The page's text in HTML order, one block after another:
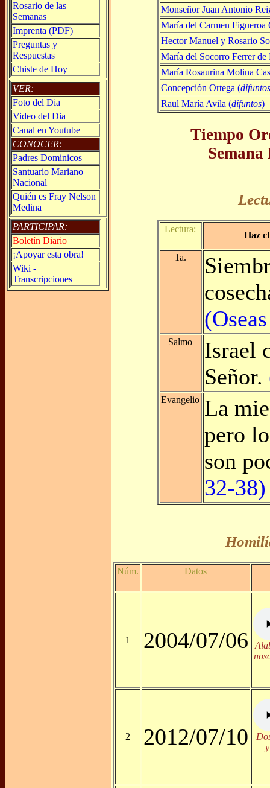
Rosario de las
Semanas
Imprenta (PDF)
Preguntas y
Respuestas
Chiste de Hoy
VER:
Foto del Dia
Video del Dia
Canal en Youtube
CONOCER:
Padres Dominicos
Santuario Mariano
Nacional
Quién es Fray Nelson
Medina
PARTICIPAR:
Boletín Diario
¡Apoyar esta obra!
Wiki -
Transcripciones
Monseñor Juan Antonio
María del Carmen Figueroa
Hector Manuel y Rosario
María del Socorro Ferrer de
María Rosaurina Molina
Concepción Ortega (
Raul María Avila (difuntos)
Tiempo
Lectura:
Haz
1a.
Salmo
Israel
Señor.
Evangelio La
pero
son
32-38)
Núm. Datos
1 2004/07/06
2 2012/07/10